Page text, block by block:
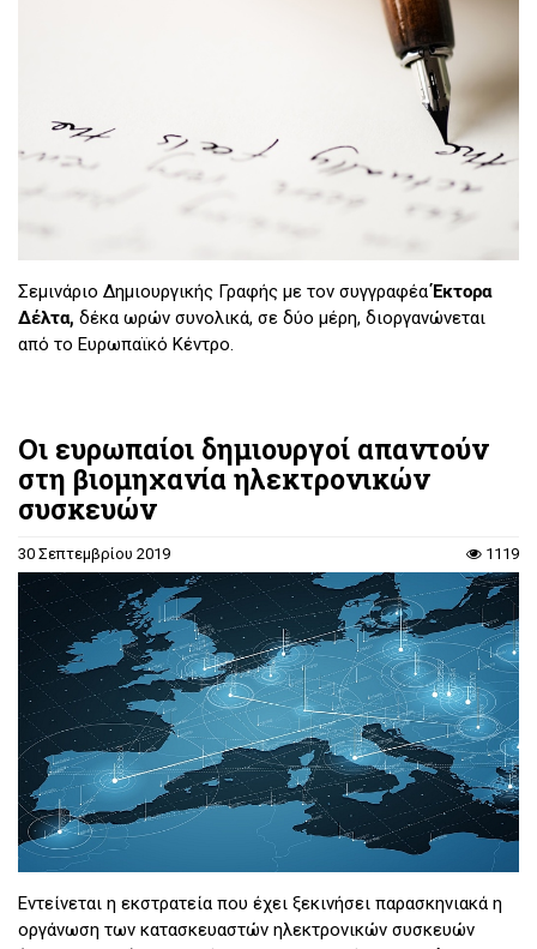
Σεμινάριο Δημιουργικής Γραφής με τον συγγραφέαΈκτορα
Δέλτα, δέκα ωρών συνολικά, σε δύο μέρη, διοργανώνεται
από το Ευρωπαϊκό Κέντρο.
Οι ευρωπαίοι δημιουργοί απαντούν
στη βιομηχανία ηλεκτρονικών
συσκευών
30 Σεπτεμβρίου 2019 1119
Εντεί­νε­ται η εκ­στρα­τεία που έχει ξε­κι­νή­σει πα­ρα­σκη­νια­κά η
ορ­γά­νω­ση των κα­τα­σκευα­στών ηλε­κτρο­νι­κών συ­σκευών